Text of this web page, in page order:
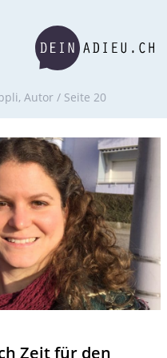
Autor / Seite 20
Zeit für den